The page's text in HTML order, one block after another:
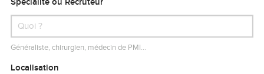
Spécialité ou Recruteur
Généraliste, chirurgien, médecin de PMI…
Localisation